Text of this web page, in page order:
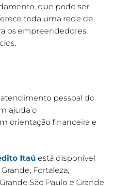
que pode ser
toda uma rede de
os empreendedores
pessoal do
ajuda o
orientação financeira e
Itaú está disponível
Fortaleza,
São Paulo e Grande